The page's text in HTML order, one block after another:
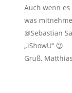
Auch wenn
was
@Sebastian
„iShowU“ 😉
Gruß,